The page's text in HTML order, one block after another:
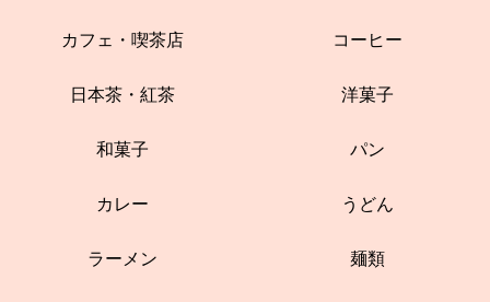
カフェ・喫茶店 コーヒー
日本茶・紅茶 洋菓子
和菓子 パン
カレー うどん
ラーメン 麺類